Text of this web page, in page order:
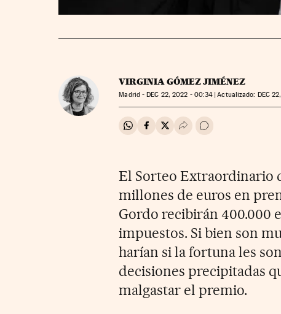
VIRGINIA GÓMEZ JIMÉNEZ
Madrid -DEC 22, 2022 - 00:34 actualizado: DEC22,
Compartir en Whatsapp
Compartir en Facebook
Compartir en Twitter
Desplegar Redes
Ir a los comentarios
El Sorteo Extraordinario
millones de euros en
Gordo recibirán 400.000
impuestos. Si bien son
harían si la fortuna les
decisiones precipitadas
malgastar el premio.